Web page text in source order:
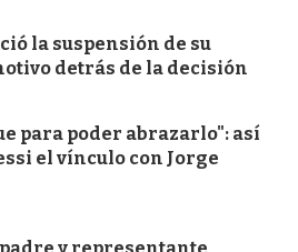
la suspensión de su
detrás de la decisión
para poder abrazarlo": así
el vínculo con Jorge